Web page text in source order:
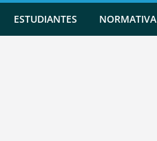
ESTUDIANTES NORMATIVA